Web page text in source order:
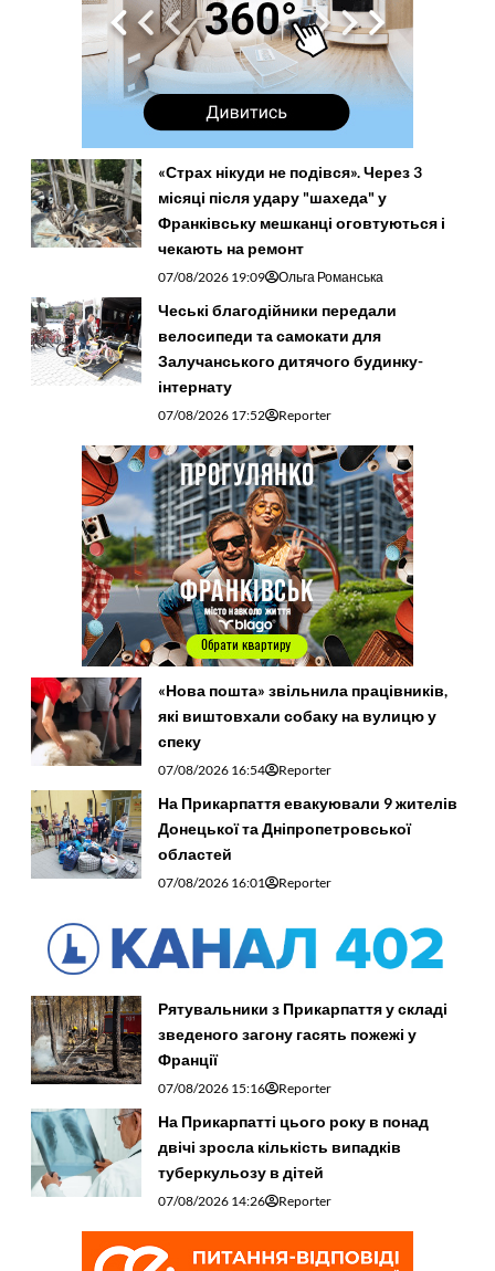
«Страх нікуди не подівся». Через 3
місяці після удару "шахеда" у
Франківську мешканці оговтуються і
чекають на ремонт
07/08/2026 19:09 Ольга Романська
Чеські благодійники передали
велосипеди та самокати для
Залучанського дитячого будинку-
інтернату
07/08/2026 17:52 Reporter
«Нова пошта» звільнила працівників,
які виштовхали собаку на вулицю у
спеку
07/08/2026 16:54 Reporter
На Прикарпаття евакуювали 9 жителів
Донецької та Дніпропетровської
областей
07/08/2026 16:01 Reporter
Рятувальники з Прикарпаття у складі
зведеного загону гасять пожежі у
Франції
07/08/2026 15:16 Reporter
На Прикарпатті цього року в понад
двічі зросла кількість випадків
туберкульозу в дітей
07/08/2026 14:26 Reporter